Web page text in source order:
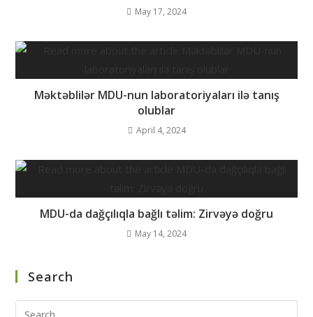
May 17, 2024
Məktəblilər MDU-nun laboratoriyaları ilə tanış
olublar
April 4, 2024
MDU-da dağçılıqla bağlı təlim: Zirvəyə doğru
May 14, 2024
Search